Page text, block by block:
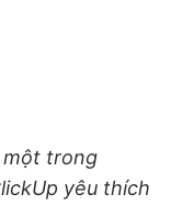
một trong
yêu thích